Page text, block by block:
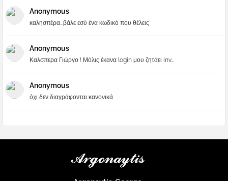
Anonymous
καλησπέρα...βάλε εσύ ένα κωδικό που θέλεις
Anonymous
Καλσπερα Γιώργο ! Μόλις έκανα login μου ζητάει inv...
Anonymous
όχι δεν διαγράφονται κανονικά